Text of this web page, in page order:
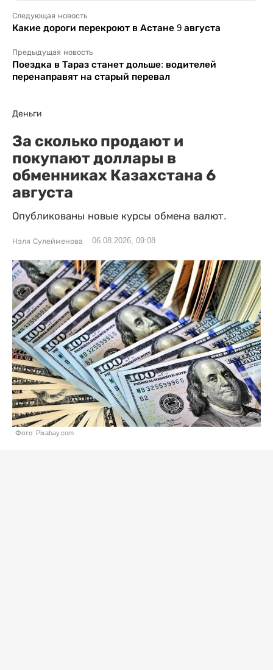
Следующая новость
Какие дороги перекроют в Астане 9 августа
Предыдущая новость
Поездка в Тараз станет дольше: водителей
перенаправят на старый перевал
Деньги
За сколько продают и
покупают доллары в
обменниках Казахстана 6
августа
Опубликованы новые курсы обмена валют.
Нэля Сулейменова 06.08.2026, 09:08
Фото: Pixabay.com